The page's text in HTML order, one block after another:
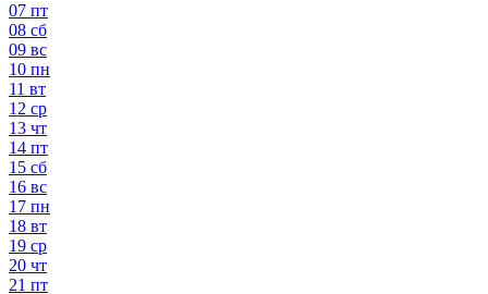
07 пт
08 сб
09 вс
10 пн
11 вт
12 ср
13 чт
14 пт
15 сб
16 вс
17 пн
18 вт
19 ср
20 чт
21 пт